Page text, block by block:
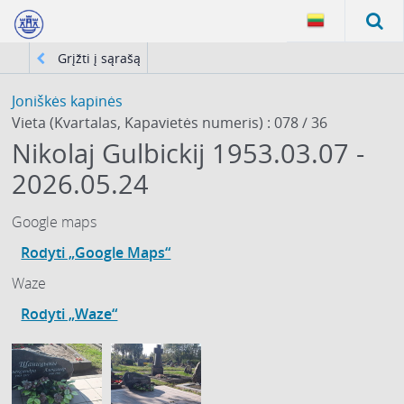
Grįžti į sąrašą
Joniškės kapinės
Vieta (Kvartalas, Kapavietės numeris) : 078 / 36
Nikolaj Gulbickij 1953.03.07 -
2026.05.24
Google maps
Rodyti „Google Maps“
Waze
Rodyti „Waze“